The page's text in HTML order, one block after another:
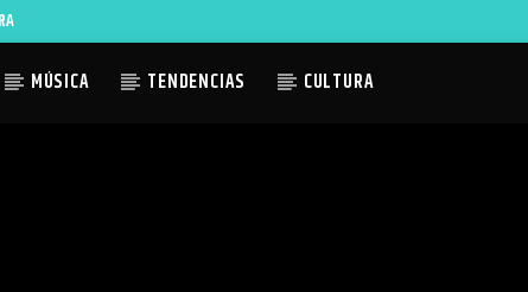
MÚSICA TENDENCIAS CULTURA